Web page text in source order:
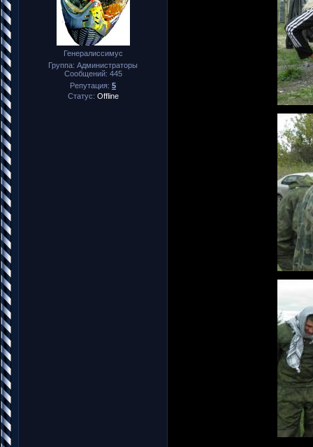
Генералиссимус
Группа: Администраторы
Сообщений: 445
Репутация: 5
Статус: Offline